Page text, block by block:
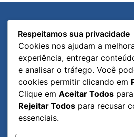
Portal
Portal
Diário Oficial
Página Inicial
Publicações Oficiais
Ano Editorial
Publicações
Respeitamos sua privacidade
Cookies nos ajudam a
experiência, entregar
e analisar o tráfego. Você
cookies permitir clicando em
Clique em Aceitar Todos
Rejeitar Todos para recusar
essenciais.